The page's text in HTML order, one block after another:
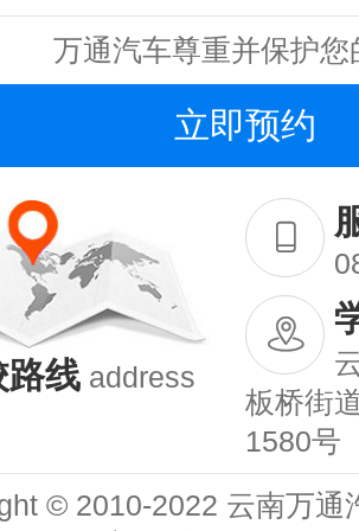
万通汽车尊重并保护您
路线 address
板桥街
1580号
© 2010-2022 云南万通